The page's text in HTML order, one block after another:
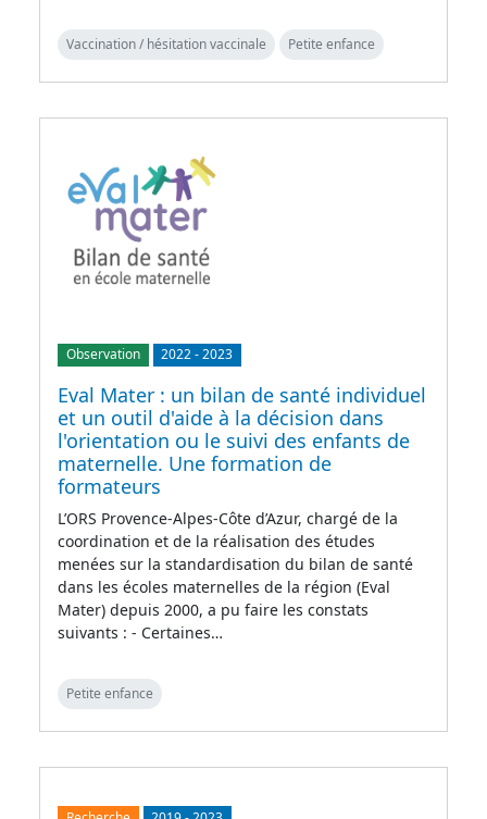
Vaccination / hésitation vaccinale Petite enfance
Observation 2022-2023
Eval Mater : un bilan de santé individuel
et un outil d'aide à la décision dans
l'orientation ou le suivi des enfants de
maternelle. Une formation de
formateurs
L’ORS Provence-Alpes-Côte d’Azur, chargé de la
coordination et de la réalisation des études
menées sur la standardisation du bilan de santé
dans les écoles maternelles de la région (Eval
Mater) depuis 2000, a pu faire les constats
suivants : - Certaines…
Petite enfance